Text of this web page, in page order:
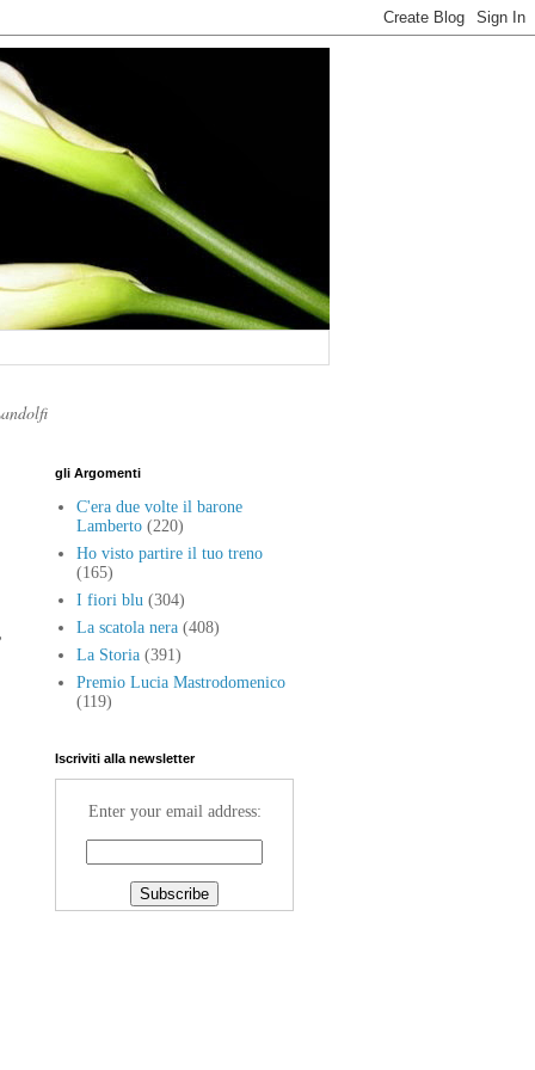
gli Argomenti
C'era due volte il barone
Lamberto (220)
Ho visto partire il tuo treno
(165)
I fiori blu (304)
La scatola nera (408)
La Storia (391)
Premio Lucia Mastrodomenico
(119)
Iscriviti alla newsletter
Enter your email address: